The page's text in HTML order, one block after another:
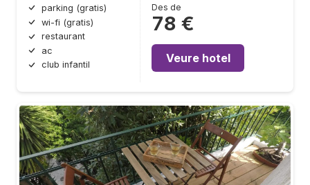
parking (gratis)
wi-fi (gratis)
restaurant
ac
club infantil
Des de
78 €
Veure hotel